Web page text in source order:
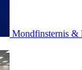
Mondfinsternis &